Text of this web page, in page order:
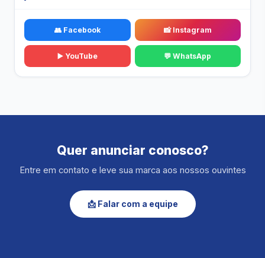
👥 Facebook 📸 Instagram
▶️ YouTube 💬 WhatsApp
Quer anunciar conosco?
Entre em contato e leve sua marca aos nossos ouvintes
📩 Falar com a equipe